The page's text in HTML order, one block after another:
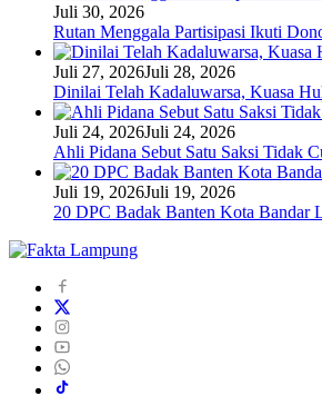
Juli 30, 2026
Rutan Menggala Partisipasi Ikuti
Juli 27, 2026Juli 28, 2026
Dinilai Telah Kadaluwarsa, Kuasa
Juli 24, 2026Juli 24, 2026
Ahli Pidana Sebut Satu Saksi Tidak
Juli 19, 2026Juli 19, 2026
20 DPC Badak Banten Kota Bandar